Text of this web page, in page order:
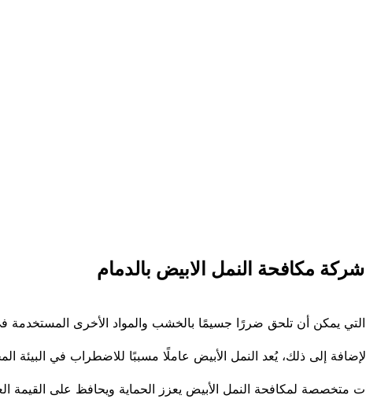
شركة مكافحة النمل الابيض بالدمام
التي يمكن أن تلحق ضررًا جسيمًا بالخشب والمواد الأخرى المستخدمة
إلى ذلك، يُعد النمل الأبيض عاملًا مسببًا للاضطراب في
متخصصة لمكافحة النمل الأبيض يعزز الحماية ويحافظ على القيمة